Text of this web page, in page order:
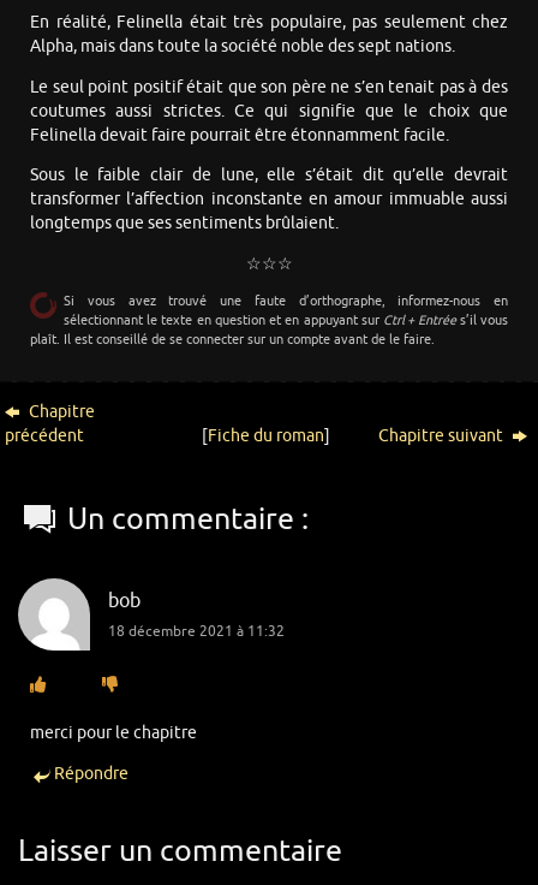
En réalité, Felinella était très populaire, pas seulement chez
Alpha, mais dans toute la société noble des sept nations.
Le seul point positif était que son père ne s’en tenait pas à des
coutumes aussi strictes. Ce qui signifie que le choix que
Felinella devait faire pourrait être étonnamment facile.
Sous le faible clair de lune, elle s’était dit qu’elle devrait
transformer l’affection inconstante en amour immuable aussi
longtemps que ses sentiments brûlaient.
☆☆☆
Si vous avez trouvé une faute d’orthographe, informez-nous en
sélectionnant le texte en question et en appuyant sur Ctrl + Entrées’il vous
plaît. Il est conseillé de se connecter sur un compte avant de le faire.
Chapitre
précédent
[Fiche du roman] Chapitre suivant
Un commentaire :
bob
18 décembre 2021 à 11:32
merci pour le chapitre
Répondre
Laisser un commentaire